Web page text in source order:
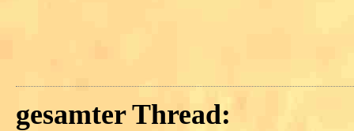
gesamter Thread: